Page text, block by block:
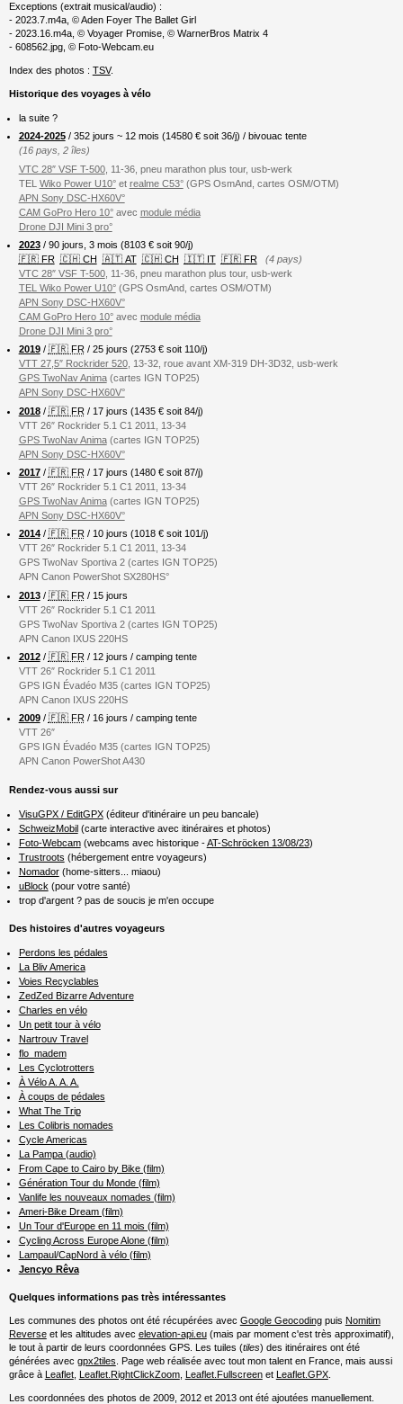
Exceptions (extrait musical/audio) :
- 2023.7.m4a, © Aden Foyer The Ballet Girl
- 2023.16.m4a, © Voyager Promise, © WarnerBros Matrix 4
- 608562.jpg, © Foto-Webcam.eu
Index des photos : TSV.
Historique des voyages à vélo
la suite ?
2024-2025/ 352 jours ~ 12 mois (14580€ soit 36/j) / bivouac tente
(16 pays, 2 îles)
VTC 28″ VSF T-500, 11-36, pneu marathon plus tour, usb-werk
TEL Wiko Power U10°et realme C53°(GPS OsmAnd, cartes OSM/OTM)
APN Sony DSC-HX60V°
CAM GoPro Hero 10°avec module média
Drone DJI Mini 3 pro°
2023/ 90 jours, 3 mois (8103 € soit 90/j)
🇫🇷 FR 🇨🇭 CH 🇦🇹 AT 🇨🇭 CH 🇮🇹 IT 🇫🇷 FR
(4 pays)
VTC 28″ VSF T-500, 11-36, pneu marathon plus tour, usb-werk
TEL Wiko Power U10°(GPS OsmAnd, cartes OSM/OTM)
APN Sony DSC-HX60V°
CAM GoPro Hero 10°avec module média
Drone DJI Mini 3 pro°
2019/ 🇫🇷 FR / 25 jours (2753 € soit 110/j)
VTT 27,5″ Rockrider 520, 13-32, roue avant XM-319 DH-3D32, usb-werk
GPS TwoNav Anima(cartes IGN TOP25)
APN Sony DSC-HX60V°
2018/ 🇫🇷 FR / 17 jours (1435 € soit 84/j)
VTT 26″ Rockrider 5.1 C1 2011, 13-34
GPS TwoNav Anima(cartes IGN TOP25)
APN Sony DSC-HX60V°
2017/ 🇫🇷 FR / 17 jours (1480 € soit 87/j)
VTT 26″ Rockrider 5.1 C1 2011, 13-34
GPS TwoNav Anima(cartes IGN TOP25)
APN Sony DSC-HX60V°
2014/ 🇫🇷 FR / 10 jours (1018 € soit 101/j)
VTT 26″ Rockrider 5.1 C1 2011, 13-34
GPS TwoNav Sportiva 2 (cartes IGN TOP25)
APN Canon PowerShot SX280HS°
2013/ 🇫🇷 FR / 15 jours
VTT 26″ Rockrider 5.1 C1 2011
GPS TwoNav Sportiva 2 (cartes IGN TOP25)
APN Canon IXUS 220HS
2012/ 🇫🇷 FR / 12 jours / camping tente
VTT 26″ Rockrider 5.1 C1 2011
GPS IGN Évadéo M35 (cartes IGN TOP25)
APN Canon IXUS 220HS
2009/ 🇫🇷 FR / 16 jours / camping tente
VTT 26″
GPS IGN Évadéo M35 (cartes IGN TOP25)
APN Canon PowerShot A430
Rendez-vous aussi sur
VisuGPX / EditGPX(éditeur d'itinéraire un peu bancale)
SchweizMobil(carte interactive avec itinéraires et photos)
Foto-Webcam(webcams avec historique -AT-Schröcken 13/08/23)
Trustroots (hébergement entre voyageurs)
Nomador(home-sitters... miaou)
uBlock (pour votre santé)
trop d'argent ? pas de soucis je m'en occupe
Des histoires d'autres voyageurs
Perdons les pédales
La Bliv America
Voies Recyclables
ZedZed Bizarre Adventure
Charles en vélo
Un petit tour à vélo
Nartrouv Travel
flo_madem
Les Cyclotrotters
À Vélo A. A. A.
À coups de pédales
What The Trip
Les Colibris nomades
Cycle Americas
La Pampa (audio)
From Cape to Cairo by Bike (film)
Génération Tour du Monde (film)
Vanlife les nouveaux nomades (film)
Ameri-Bike Dream (film)
Un Tour d'Europe en 11 mois (film)
Cycling Across Europe Alone (film)
Lampaul/CapNord à vélo (film)
Jencyo Rêva
Quelques informations pas très intéressantes
Les communes des photos ont été récupérées avec Google Geocodingpuis Nomitim
Reverseet les altitudes avec elevation-api.eu(mais par moment c'est très approximatif),
le tout à partir de leurs coordonnées GPS. Les tuiles (tiles) des itinéraires ont été
générées avec gpx2tiles . Page web réalisée avec tout mon talent en France, mais aussi
grâce à Leaflet, Leaflet.RightClickZoom, Leaflet.Fullscreenet Leaflet.GPX.
Les coordonnées des photos de 2009, 2012 et 2013 ont été ajoutées manuellement.